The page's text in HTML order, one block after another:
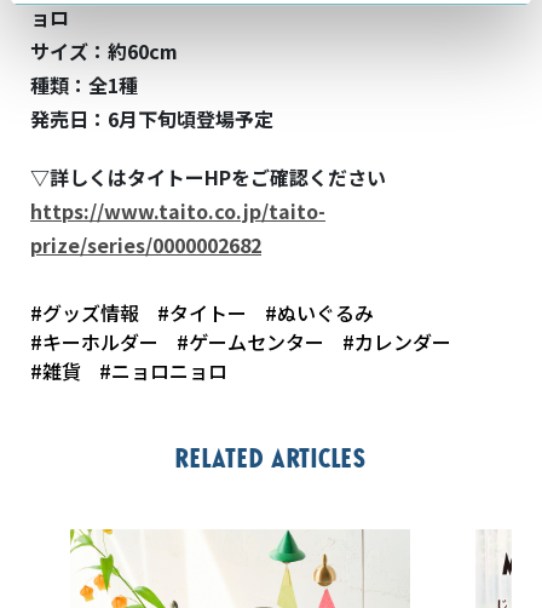
ョロ
サイズ：約60cm
種類：全1種
発売日：6月下旬頃登場予定
▽詳しくはタイトーHPをご確認ください
https://www.taito.co.jp/taito-
prize/series/0000002682
#グッズ情報 #タイトー
#ぬいぐるみ
#キーホルダー
#ゲームセンター
#カレンダー
#雑貨
#ニョロニョロ
Related articles